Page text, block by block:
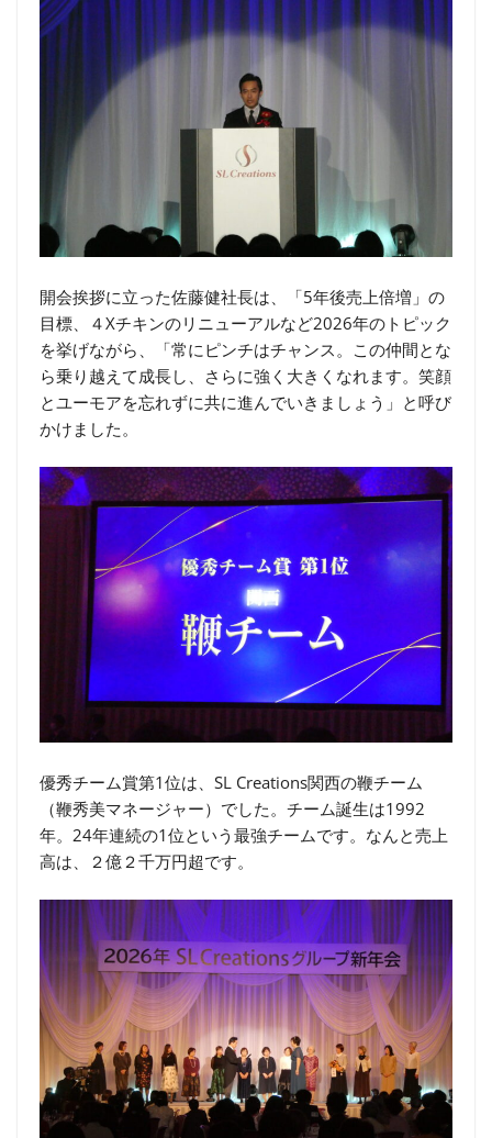
開会挨拶に立った佐藤健社長は、「5年後売上倍増」の
目標、４Xチキンのリニューアルなど2026年のトピック
を挙げながら、「常にピンチはチャンス。この仲間とな
ら乗り越えて成長し、さらに強く大きくなれます。笑顔
とユーモアを忘れずに共に進んでいきましょう」と呼び
かけました。
優秀チーム賞第1位は、SL Creations関西の鞭チーム
（鞭秀美マネージャー）でした。チーム誕生は1992
年。24年連続の1位という最強チームです。なんと売上
高は、２億２千万円超です。